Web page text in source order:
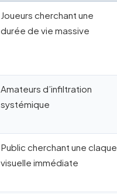
Joueurs cherchant une
durée de vie massive
Amateurs d’infiltration
systémique
Public cherchant une claque
visuelle immédiate